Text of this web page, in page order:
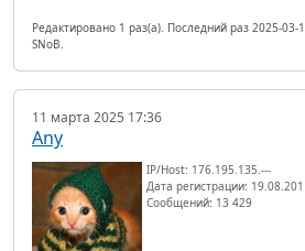
Редактировано 1 раз(а). Последний раз 2025-
SNoB.
11 марта 2025 17:36
Any
IP/Host: 176.195.135.---
Дата регистрации:
Сообщений: 13 429